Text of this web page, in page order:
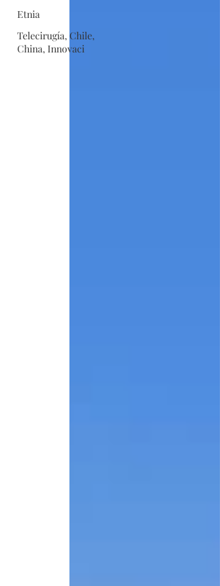
Etnia
Telecirugía, Chile,
China, Innovaci